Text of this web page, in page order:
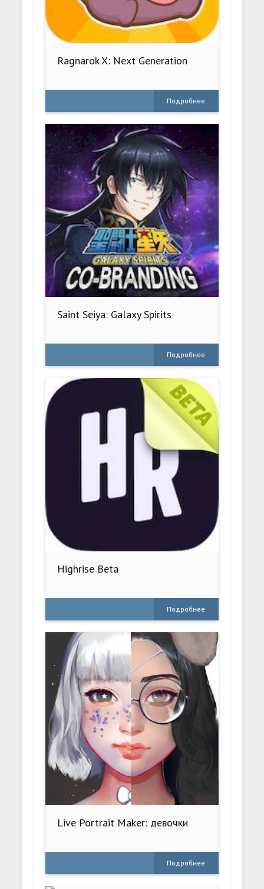
Ragnarok X: Next Generation
Подробнее
Saint Seiya: Galaxy Spirits
Подробнее
Highrise Beta
Подробнее
Live Portrait Maker: девочки
Подробнее